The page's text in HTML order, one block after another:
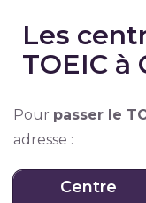
Les
TOEIC à
Pour passer le
adresse :
Centre